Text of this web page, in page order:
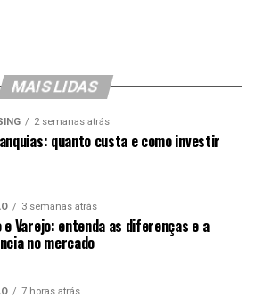
MAIS LIDAS
2 semanas atrás
quanto custa e como investir
3 semanas atrás
e Varejo: entenda as diferenças e a
no mercado
7 horas atrás